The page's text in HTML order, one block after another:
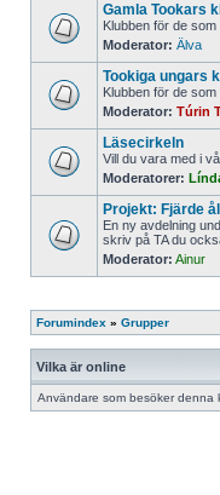
Gamla Tookars
Klubben för de
Moderator: Älva
Tookiga ungars
Klubben för de
Moderator: Túrin
Läsecirkeln
Vill du vara med i
Moderatorer:
Projekt: Fjärde
En ny avdelning
skriv på TA du
Moderator: Ainur
Forumindex » Grupper
Vilka är online
Användare som besöker denna